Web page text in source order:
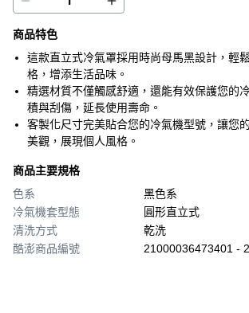
商品特色
這款直立式冷氣罩採用時尚母馬黑設計，輕
格，增添生活品味。
精選材質不僅觸感舒適，還能有效保護您的
積與刮傷，延長使用壽命。
客製化尺寸完美貼合您的冷氣機型號，讓您
美觀，展現個人風格。
商品主要規格
色系
黑色系
冷氣機套型態
圓形直立式
清洗方式
乾洗
酷澎商品編號
21000036473401 -